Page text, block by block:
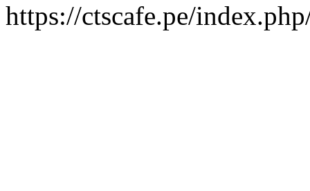
https://ctscafe.pe/